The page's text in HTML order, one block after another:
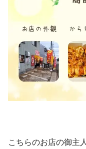
こちらのお店の御主